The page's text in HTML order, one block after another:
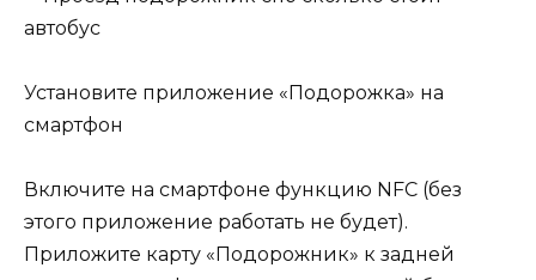
Установите приложение «Подорожка» на
смартфон
Включите на смартфоне функцию NFC (без
этого приложение работать не будет).
Приложите карту «Подорожник» к задней